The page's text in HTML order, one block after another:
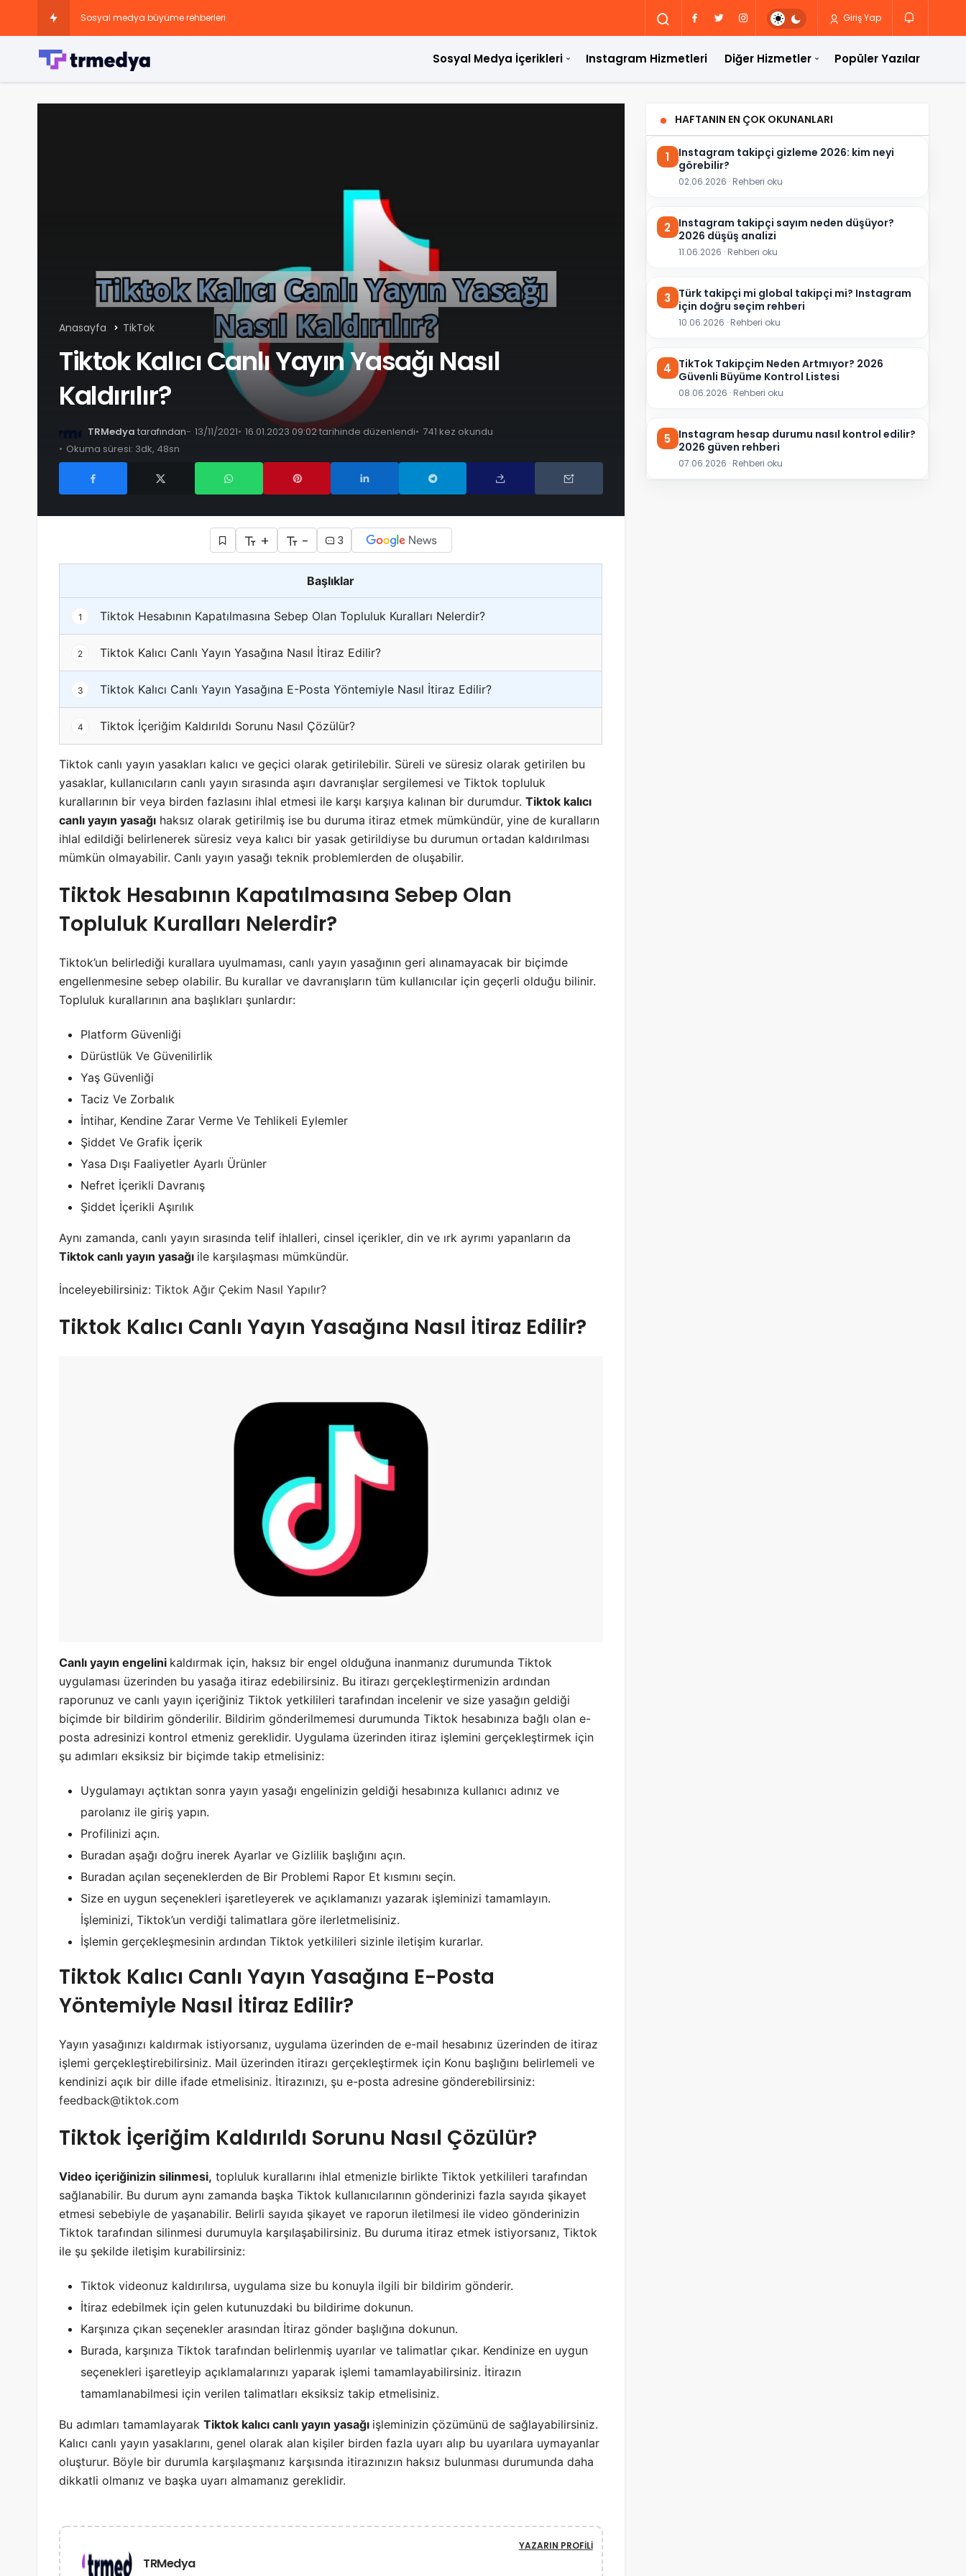
Sosyal medya büyüme rehberleri Giriş Yap
Sosyal Medya İçerikleri Instagram Hizmetleri Diğer Hizmetler Popüler Yazılar
Anasayfa TikTok
Tiktok Kalıcı Canlı Yayın Yasağı Nasıl
Kaldırılır?
TRMedya tarafından 13/11/2021 16.01.2023 09:02 tarihinde düzenlendi
741 kez okundu
Okuma süresi: 3dk, 48sn
+ - 3
Başlıklar
1 Tiktok Hesabının Kapatılmasına Sebep Olan Topluluk Kuralları Nelerdir?
2 Tiktok Kalıcı Canlı Yayın Yasağına Nasıl İtiraz Edilir?
3 Tiktok Kalıcı Canlı Yayın Yasağına E-Posta Yöntemiyle Nasıl İtiraz Edilir?
4 Tiktok İçeriğim Kaldırıldı Sorunu Nasıl Çözülür?
Tiktok canlı yayın yasakları kalıcı ve geçici olarak getirilebilir. Süreli ve süresiz olarak getirilen bu
yasaklar, kullanıcıların canlı yayın sırasında aşırı davranışlar sergilemesi ve Tiktok topluluk
kurallarının bir veya birden fazlasını ihlal etmesi ile karşı karşıya kalınan bir durumdur. Tiktok kalıcı
canlı yayın yasağı haksız olarak getirilmiş ise bu duruma itiraz etmek mümkündür, yine de kuralların
ihlal edildiği belirlenerek süresiz veya kalıcı bir yasak getirildiyse bu durumun ortadan kaldırılması
mümkün olmayabilir. Canlı yayın yasağı teknik problemlerden de oluşabilir.
Tiktok Hesabının Kapatılmasına Sebep Olan
Topluluk Kuralları Nelerdir?
Tiktok’un belirlediği kurallara uyulmaması, canlı yayın yasağının geri alınamayacak bir biçimde
engellenmesine sebep olabilir. Bu kurallar ve davranışların tüm kullanıcılar için geçerli olduğu bilinir.
Topluluk kurallarının ana başlıkları şunlardır:
Platform Güvenliği
Dürüstlük Ve Güvenilirlik
Yaş Güvenliği
Taciz Ve Zorbalık
İntihar, Kendine Zarar Verme Ve Tehlikeli Eylemler
Şiddet Ve Grafik İçerik
Yasa Dışı Faaliyetler Ayarlı Ürünler
Nefret İçerikli Davranış
Şiddet İçerikli Aşırılık
Aynı zamanda, canlı yayın sırasında telif ihlalleri, cinsel içerikler, din ve ırk ayrımı yapanların da
Tiktok canlı yayın yasağı ile karşılaşması mümkündür.
İnceleyebilirsiniz: Tiktok Ağır Çekim Nasıl Yapılır?
Tiktok Kalıcı Canlı Yayın Yasağına Nasıl İtiraz Edilir?
Canlı yayın engelini kaldırmak için, haksız bir engel olduğuna inanmanız durumunda Tiktok
uygulaması üzerinden bu yasağa itiraz edebilirsiniz. Bu itirazı gerçekleştirmenizin ardından
raporunuz ve canlı yayın içeriğiniz Tiktok yetkilileri tarafından incelenir ve size yasağın geldiği
biçimde bir bildirim gönderilir. Bildirim gönderilmemesi durumunda Tiktok hesabınıza bağlı olan e-
posta adresinizi kontrol etmeniz gereklidir. Uygulama üzerinden itiraz işlemini gerçekleştirmek için
şu adımları eksiksiz bir biçimde takip etmelisiniz:
Uygulamayı açtıktan sonra yayın yasağı engelinizin geldiği hesabınıza kullanıcı adınız ve
parolanız ile giriş yapın.
Profilinizi açın.
Buradan aşağı doğru inerek Ayarlar ve Gizlilik başlığını açın.
Buradan açılan seçeneklerden de Bir Problemi Rapor Et kısmını seçin.
Size en uygun seçenekleri işaretleyerek ve açıklamanızı yazarak işleminizi tamamlayın.
İşleminizi, Tiktok’un verdiği talimatlara göre ilerletmelisiniz.
İşlemin gerçekleşmesinin ardından Tiktok yetkilileri sizinle iletişim kurarlar.
Tiktok Kalıcı Canlı Yayın Yasağına E-Posta
Yöntemiyle Nasıl İtiraz Edilir?
Yayın yasağınızı kaldırmak istiyorsanız, uygulama üzerinden de e-mail hesabınız üzerinden de itiraz
işlemi gerçekleştirebilirsiniz. Mail üzerinden itirazı gerçekleştirmek için Konu başlığını belirlemeli ve
kendinizi açık bir dille ifade etmelisiniz. İtirazınızı, şu e-posta adresine gönderebilirsiniz:
feedback@tiktok.com
Tiktok İçeriğim Kaldırıldı Sorunu Nasıl Çözülür?
Video içeriğinizin silinmesi, topluluk kurallarını ihlal etmenizle birlikte Tiktok yetkilileri tarafından
sağlanabilir. Bu durum aynı zamanda başka Tiktok kullanıcılarının gönderinizi fazla sayıda şikayet
etmesi sebebiyle de yaşanabilir. Belirli sayıda şikayet ve raporun iletilmesi ile video gönderinizin
Tiktok tarafından silinmesi durumuyla karşılaşabilirsiniz. Bu duruma itiraz etmek istiyorsanız, Tiktok
ile şu şekilde iletişim kurabilirsiniz:
Tiktok videonuz kaldırılırsa, uygulama size bu konuyla ilgili bir bildirim gönderir.
İtiraz edebilmek için gelen kutunuzdaki bu bildirime dokunun.
Karşınıza çıkan seçenekler arasından İtiraz gönder başlığına dokunun.
Burada, karşınıza Tiktok tarafından belirlenmiş uyarılar ve talimatlar çıkar. Kendinize en uygun
seçenekleri işaretleyip açıklamalarınızı yaparak işlemi tamamlayabilirsiniz. İtirazın
tamamlanabilmesi için verilen talimatları eksiksiz takip etmelisiniz.
Bu adımları tamamlayarak Tiktok kalıcı canlı yayın yasağı işleminizin çözümünü de sağlayabilirsiniz.
Kalıcı canlı yayın yasaklarını, genel olarak alan kişiler birden fazla uyarı alıp bu uyarılara uymayanlar
oluşturur. Böyle bir durumla karşılaşmanız karşısında itirazınızın haksız bulunması durumunda daha
dikkatli olmanız ve başka uyarı almamanız gereklidir.
TRMedya
YAZARIN PROFILI
HAFTANIN EN ÇOK OKUNANLARI
1
Instagram takipçi gizleme 2026: kim neyi
görebilir?
02.06.2026 · Rehberi oku
2 Instagram takipçi sayım neden düşüyor?
2026 düşüş analizi
11.06.2026 · Rehberi oku
3 Türk takipçi mi global takipçi mi? Instagram
için doğru seçim rehberi
10.06.2026 · Rehberi oku
4 TikTok Takipçim Neden Artmıyor? 2026
Güvenli Büyüme Kontrol Listesi
08.06.2026 · Rehberi oku
5 Instagram hesap durumu nasıl kontrol edilir?
2026 güven rehberi
07.06.2026 · Rehberi oku